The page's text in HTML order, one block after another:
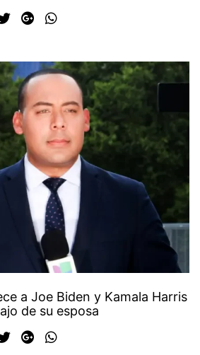
a Joe Biden y Kamala Harris
de su esposa